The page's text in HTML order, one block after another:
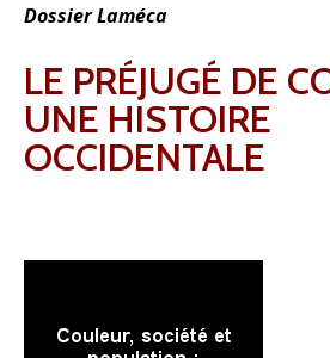
Dossier Laméca
LE PRÉJUGÉ DE
UNE HISTOIRE
OCCIDENTALE